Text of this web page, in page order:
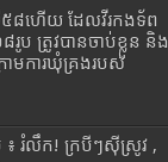
ៃទី៥៨ហើយ ដែលវីរកងទ័ព
រូប ត្រូវបានចាប់ខ្លួន និង
ោមការឃុំគ្រងរបស់
៖ រំលឹក! ក្របីៗស៊ីស្រូវ ,